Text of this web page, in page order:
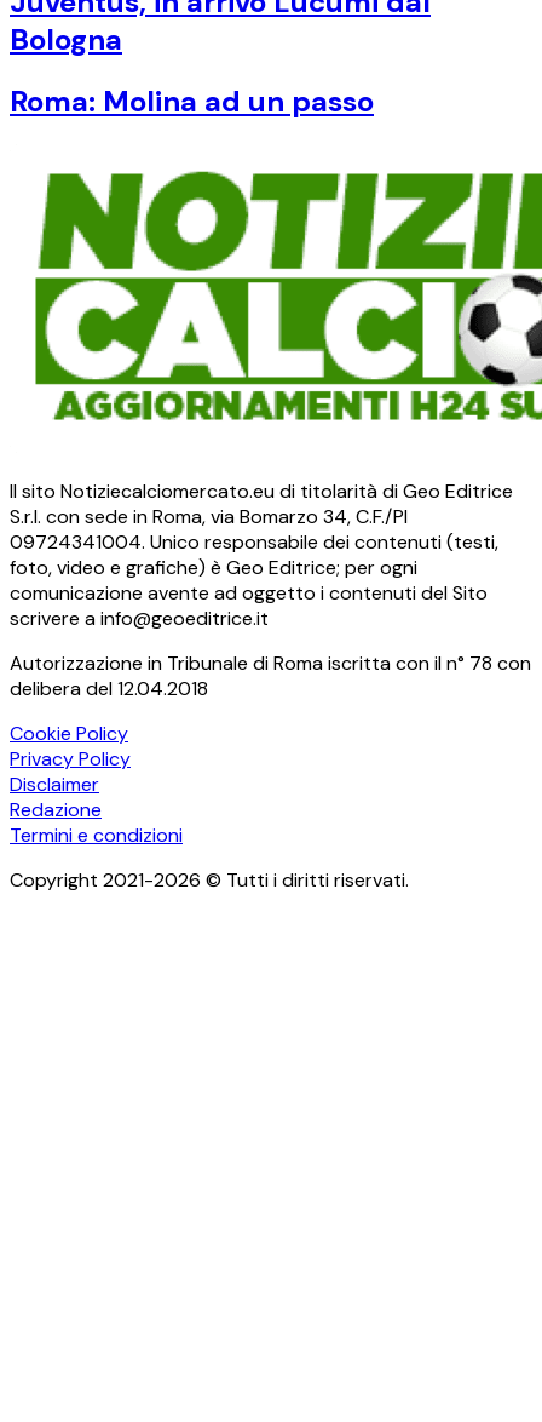
Bologna
Roma: Molina ad un passo
Il sito Notiziecalciomercato.eu di titolarità di Geo Editrice
S.r.l. con sede in Roma, via Bomarzo 34, C.F./PI
09724341004. Unico responsabile dei contenuti (testi,
foto, video e grafiche) è Geo Editrice; per ogni
comunicazione avente ad oggetto i contenuti del Sito
scrivere a info@geoeditrice.it
Autorizzazione in Tribunale di Roma iscritta con il n° 78 con
delibera del 12.04.2018
Cookie Policy
Privacy Policy
Disclaimer
Redazione
Termini e condizioni
Copyright 2021-2026 © Tutti i diritti riservati.